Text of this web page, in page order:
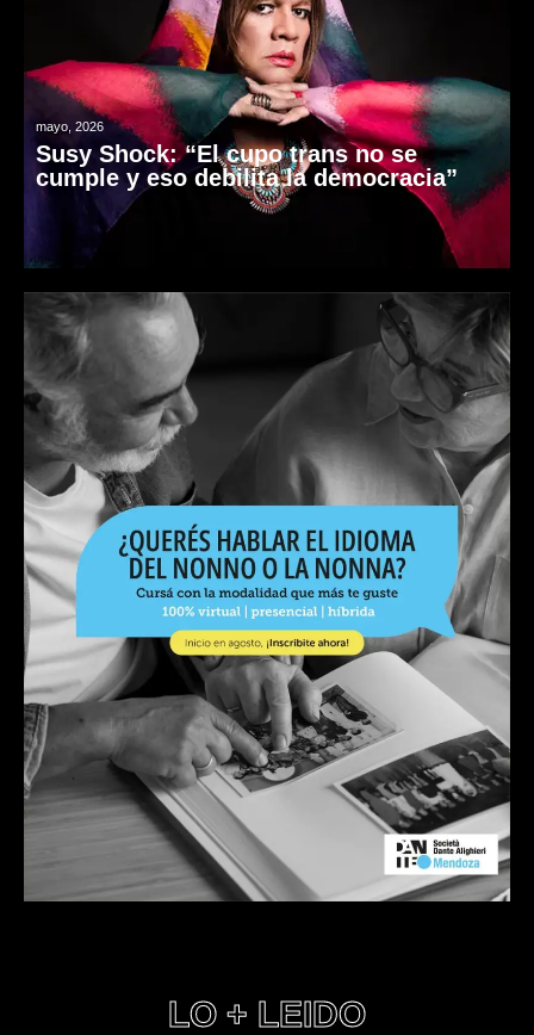
mayo, 2026
Susy Shock: “El cupo trans no se
cumple y eso debilita la democracia”
LO + LEIDO